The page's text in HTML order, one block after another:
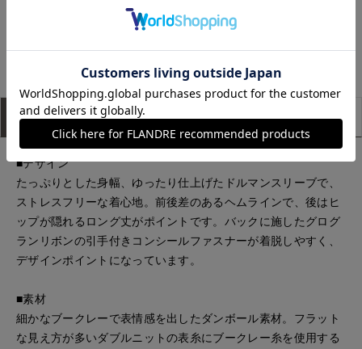
アイテム説明 サイズ詳細 購入レビュー
■デザイン
たっぷりとした身幅、ゆったり仕上げたドルマンスリーブで、
ストレスフリーな着心地。前後差のあるヘムラインで、後はヒ
ップが隠れるロング丈がポイントです。バックに施したグログ
ランリボンの引手付きコンシールファスナーが着脱しやすく、
デザインポイントになっています。
■素材
細かなブークレーで表情感を出したダンボール素材。フラット
な見え方が多いダブルニットの表糸にブークレー糸を使用する